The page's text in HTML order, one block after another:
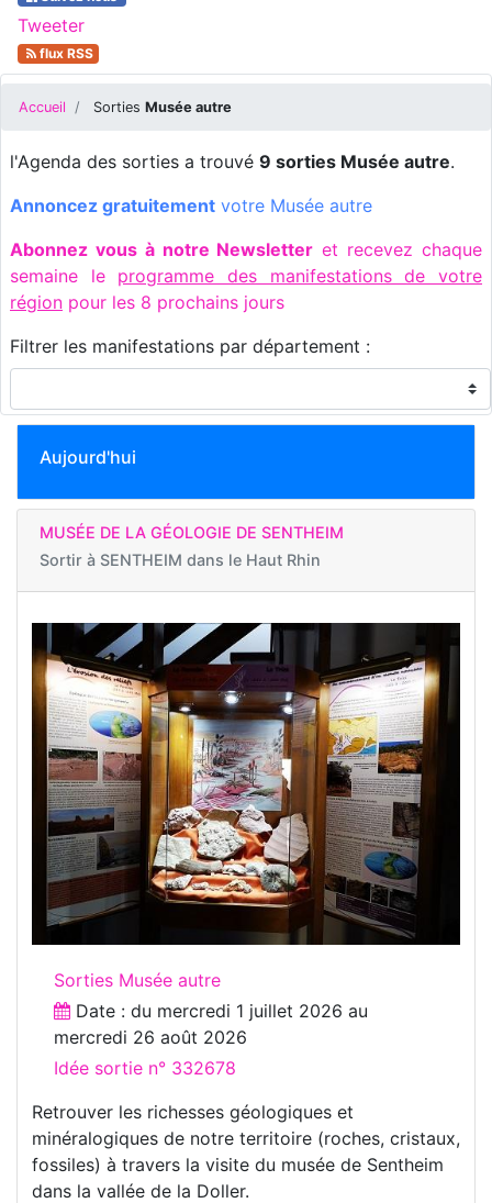
Tweeter
flux RSS
Accueil Sorties Musée autre
l'Agenda des sorties a trouvé 9 sorties Musée autre.
Annoncez gratuitement votre Musée autre
Abonnez vous à notre Newsletter et recevez chaque
semaine le programme des manifestations de votre
région pour les 8 prochains jours
Filtrer les manifestations par département :
Aujourd'hui
MUSÉE DE LA GÉOLOGIE DE SENTHEIM
Sortir à SENTHEIM dans le Haut Rhin
Sorties Musée autre
Date : du mercredi 1 juillet 2026 au
mercredi 26 août 2026
Idée sortie n° 332678
Retrouver les richesses géologiques et
minéralogiques de notre territoire (roches, cristaux,
fossiles) à travers la visite du musée de Sentheim
dans la vallée de la Doller.